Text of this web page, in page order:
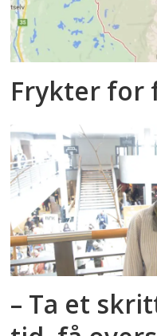
Frykter for
– Ta et